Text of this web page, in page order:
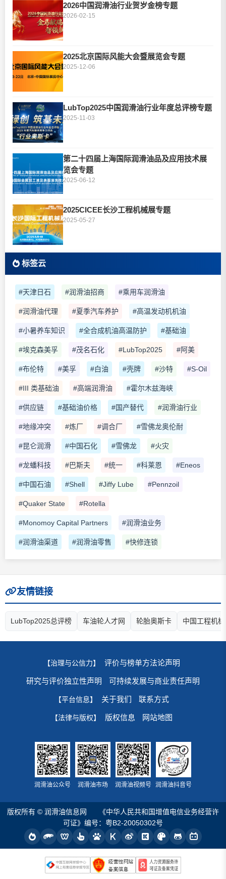
2026中国润滑油行业贺岁金榜专题
2026-02-15
2025北京国际风能大会暨展览会专题
2025-12-06
LubTop2025中国润滑油行业年度总评榜专题
2025-11-03
第二十四届上海国际润滑油品及应用技术展
览会专题
2025-06-12
2025CICEE长沙工程机械展专题
2025-05-27
标签云
#天津日石 #润滑油招商 #乘用车润滑油
#润滑油代理 #夏季汽车养护 #高温发动机机油
#小暑养车知识 #全合成机油高温防护 #基础油
#埃克森美孚 #茂名石化 #LubTop2025 #阿美
#布伦特 #美孚 #白油 #壳牌 #沙特 #S-Oil
#III 类基础油 #高端润滑油 #霍尔木兹海峡
#供应链 #基础油价格 #国产替代 #润滑油行业
#地缘冲突 #炼厂 #调合厂 #雪佛龙奥伦耐
#昆仑润滑 #中国石化 #雪佛龙 #火灾
#龙蟠科技 #巴斯夫 #统一 #科莱恩 #Eneos
#中国石油 #Shell #Jiffy Lube #Pennzoil
#Quaker State #Rotella
#Monomoy Capital Partners #润滑油业务
#润滑油渠道 #润滑油零售 #快修连锁
友情链接
LubTop2025总评榜 车油轮人才网 轮胎奥斯卡 中国工程机
【治理与公信力】 评价与榜单方法论声明
研究与评价独立性声明 可持续发展与商业责任声明
【平台信息】 关于我们 联系方式
【法律与版权】 版权信息 网站地图
润滑油公众号 润滑油市场 润滑油视频号 润滑油抖音号
版权所有 © 润滑油信息网
《中华人民共和国增值电信业务经营许
可证》编号：粤B2-20050302号